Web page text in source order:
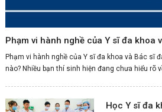
Phạm vi hành nghề của Y sĩ đa khoa
Phạm vi hành nghề của Y sĩ đa khoa và Bác sĩ
nào? Nhiều bạn thí sinh hiện đang chưa hiểu rõ
Học Y sĩ đa